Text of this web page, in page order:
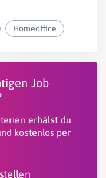
Homeoffice
Job
erhälst du
kostenlos per